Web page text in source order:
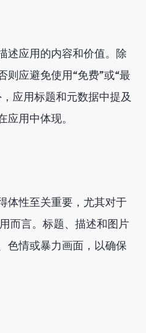
述应用的内容和价值。除
则应避免使用“免费”或“最
应用标题和元数据中提及
用中体现。
体性至关重要，尤其对于
而言。标题、描述和图片
色情或暴力画面，以确保